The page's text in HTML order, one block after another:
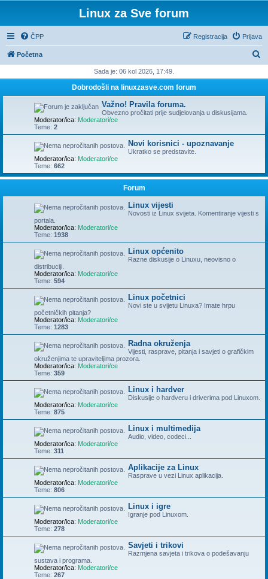
Linux za Sve forum
ČPP Prijava
Registracija
Početna
t
Sada je: 06 kol 2026, 17:49.
Dobrodošli na linuxzasve.com forum
Važno! Pravila foruma.
Obvezno pročitati prije sudjelovanja u diskusijama.
Moderator/ica: Moderatori/ce
Teme: 2
Novi korisnici - upoznavanje
Ukratko se predstavite.
Moderator/ica: Moderatori/ce
Teme: 662
Forum
Linux vijesti
Novosti iz Linux svijeta. Komentiranje vijesti s
portala.
Moderator/ica: Moderatori/ce
Teme: 1938
Linux općenito
Razne diskusije o Linuxu, neovisno o
distribuciji.
Moderator/ica: Moderatori/ce
Teme: 594
Linux početnici
Novi ste u svijetu Linuxa? Imate hrpu
početničkih pitanja?
Moderator/ica: Moderatori/ce
Teme: 1283
Radna okruženja
Vijesti, rasprave, pitanja i savjeti o grafičkim
okruženjima te upraviteljima prozora.
Moderator/ica: Moderatori/ce
Teme: 359
Linux i hardver
Diskusije o hardveru i driverima pod Linuxom.
Moderator/ica: Moderatori/ce
Teme: 875
Linux i multimedija
Audio, video, codeci...
Moderator/ica: Moderatori/ce
Teme: 311
Aplikacije za Linux
Rasprave u vezi Linux aplikacija.
Moderator/ica: Moderatori/ce
Teme: 806
Linux i igre
Igranje pod Linuxom.
Moderator/ica: Moderatori/ce
Teme: 278
Savjeti i trikovi
Razmjena savjeta i trikova o podešavanju
sustava i programa.
Moderator/ica: Moderatori/ce
Teme: 267